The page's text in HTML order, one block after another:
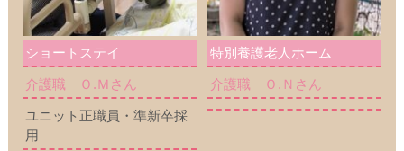
ショートステイ
介護職 Ｏ.Ｍさん
ユニット正職員・準新卒採
用
特別養護老人ホーム
介護職 Ｏ.Ｎさん